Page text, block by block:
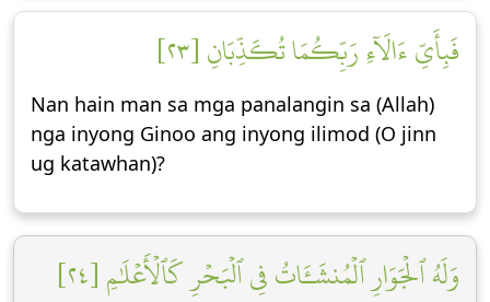
فَبِأَيِّ ءَالَآءِ رَبِّكُمَا تُكَذِّبَانِ [٢٣]
Nan hain man sa mga panalangin sa (Allah)
nga inyong Ginoo ang inyong ilimod (O jinn
ug katawhan)?
وَلَهُ ٱلۡجَوَارِ ٱلۡمُنشَـَٔاتُ فِي ٱلۡبَحۡرِ كَٱلۡأَعۡلَٰمِ [٢٤]